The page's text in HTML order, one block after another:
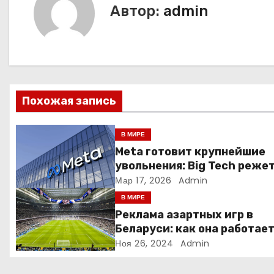
ц
и
п
о
з
а
Автор: admin
Похожая запись
В МИРЕ
Meta готовит крупнейшие
увольнения: Big Tech режет
людей ради искусственного
интеллекта
Мар 17, 2026 Admin
В МИРЕ
Реклама азартных игр в
Беларуси: как она работает
Ноя 26, 2024 Admin